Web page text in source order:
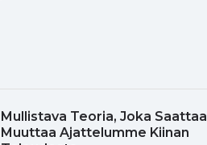
Mullistava Teoria, Joka Saattaa
Muuttaa Ajattelumme Kiinan